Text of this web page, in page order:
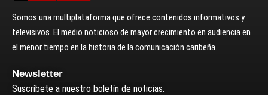
Somos una multiplataforma que ofrece contenidos informativos y
televisivos. El medio noticioso de mayor crecimiento en audiencia en
el menor tiempo en la historia de la comunicación caribeña.
Newsletter
Suscríbete a nuestro boletín de noticias.